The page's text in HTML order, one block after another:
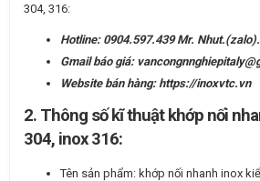
304, 316:
Hotline: 0904.597.439 Mr. Nhut.(zalo).
Gmail báo giá:
Website bán hàng: https://inoxvtc.vn
2. Thông số kĩ thuật khớp nối
304, inox 316:
Tên sản phẩm: khớp nối nhanh inox